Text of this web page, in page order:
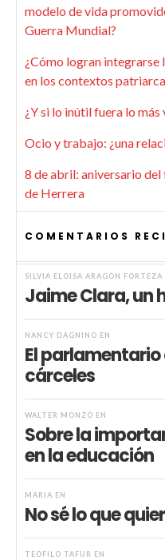
modelo de vida
Guerra Mundial?
¿Cómo logran
en los contextos
¿Y si lo inútil fuera lo más
Ocio y trabajo: ¿una
8 de abril: aniversario
de Herrera
COMENTARIOS
SILVIA ELOISA ARAGÓN FORTEZA
Jaime Clara, un
NANCY DAGNINO EN
El
cárceles
WALTER MONZÓ EN
Sobre la
en la educación
MARIA EN
No sé lo que
TEÓFILO TAFUR EN